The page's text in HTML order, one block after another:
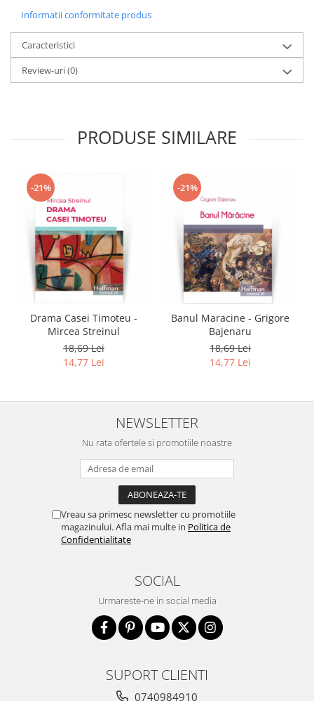
Informatii conformitate produs
Caracteristici
Review-uri(0)
PRODUSE SIMILARE
-21%
Drama Casei Timoteu -
Mircea Streinul
18,69 Lei
14,77 Lei
-21%
Banul Maracine - Grigore
Bajenaru
18,69 Lei
14,77 Lei
NEWSLETTER
Nu rata ofertele si promotiile noastre
Vreau sa primesc newsletter cu promotiile
magazinului. Afla mai multe in Politica de
Confidentialitate
SOCIAL
Urmareste-ne in social media
SUPORT CLIENTI
0740984910